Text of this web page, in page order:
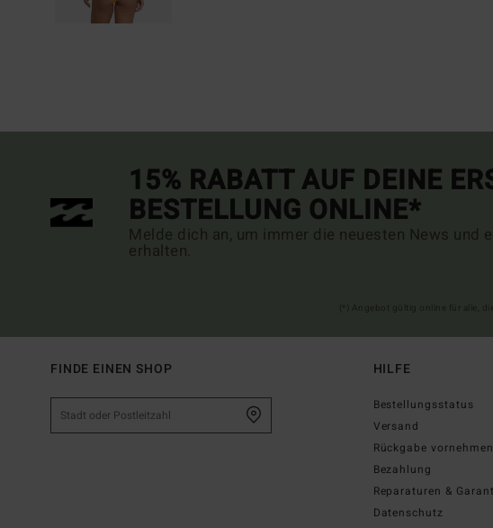
15% RABATT AUF DEINE
BESTELLUNG ONLINE*
Melde dich an, um immer die neuesten News und
erhalten.
FINDE EINEN SHOP HILFE
Bestellungsstatus
Versand
Rückgabe vornehmen
Bezahlung
Reparaturen &
Datenschutz